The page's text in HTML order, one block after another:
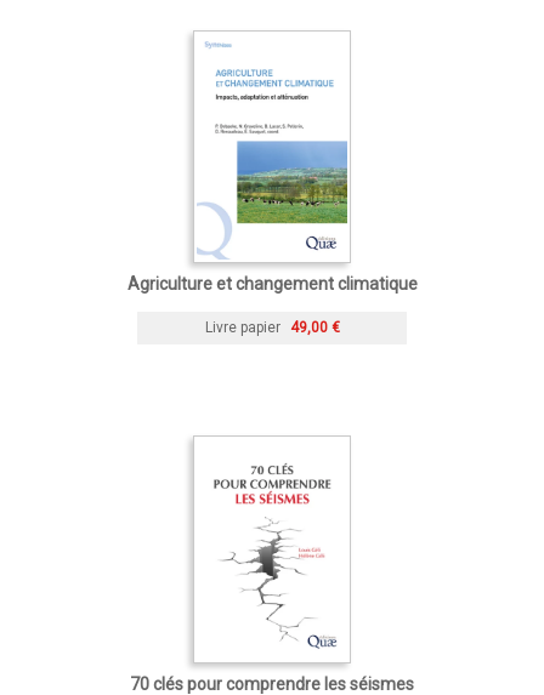
Agriculture et changement climatique
Livre papier 49,00 €
70 clés pour comprendre les séismes